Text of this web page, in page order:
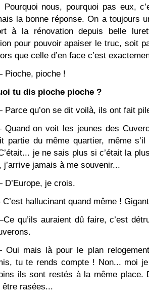
Pourquoi nous, pourquoi pas eux,
la bonne réponse. On a toujours
à la rénovation depuis belle
pour pouvoir apaiser le truc, soit
que celle d’en face c’est
Pioche, pioche !
tu dis pioche pioche ?
qu’on se dit voilà, ils ont fait
on voit les jeunes des
partie du même quartier, même
je ne sais plus si c’était la
j’arrive jamais à me souvenir...
je crois.
hallucinant quand même !
qu’ils auraient dû faire, c’est
mais là pour le plan
tu te rends compte ! Non... moi
ils sont restés à la même place.
rasées...